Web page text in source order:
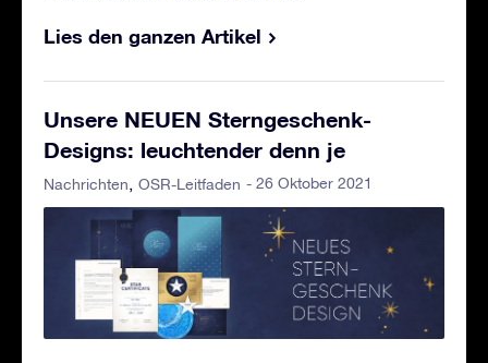
Lies den ganzen Artikel
Unsere NEUEN Sterngeschenk-
Designs: leuchtender denn je
Nachrichten OSR-Leitfaden - 26 Oktober 2021